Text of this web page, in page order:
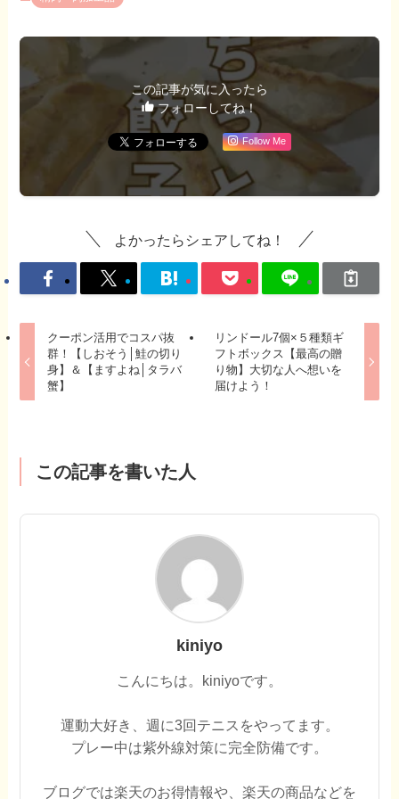
この記事が気に入ったら
フォローしてね！
Follow Me
よかったらシェアしてね！
クーポン活用でコスパ抜
群！【しおそう│鮭の切り
身】＆【ますよね│タラバ
蟹】
リンドール7個×５種類ギ
フトボックス【最高の贈
り物】大切な人へ想いを
届けよう！
この記事を書いた人
kiniyo
こんにちは。kiniyoです。
運動大好き、週に3回テニスをやってます。
プレー中は紫外線対策に完全防備です。
ブログでは楽天のお得情報や、楽天の商品などを